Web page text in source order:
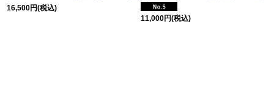
16,500円(税込)
11,000円(税込)